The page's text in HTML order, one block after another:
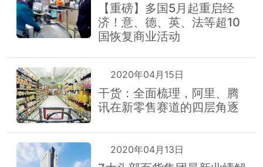
【重磅】多国5月起重启经
济！意、德、英、法等超10
国恢复商业活动
2020年04月15日
干货：全面梳理，阿里、腾
讯在新零售赛道的四层角逐
2020年04月13日